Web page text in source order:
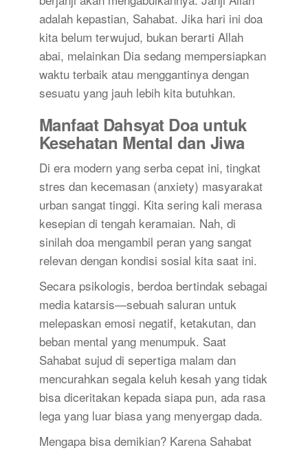
adalah kepastian, Sahabat. Jika hari ini doa
kita belum terwujud, bukan berarti Allah
abai, melainkan Dia sedang mempersiapkan
waktu terbaik atau menggantinya dengan
sesuatu yang jauh lebih kita butuhkan.
Manfaat Dahsyat Doa untuk
Kesehatan Mental dan Jiwa
Di era modern yang serba cepat ini, tingkat
stres dan kecemasan (anxiety) masyarakat
urban sangat tinggi. Kita sering kali merasa
kesepian di tengah keramaian. Nah, di
sinilah doa mengambil peran yang sangat
relevan dengan kondisi sosial kita saat ini.
Secara psikologis, berdoa bertindak sebagai
media katarsis—sebuah saluran untuk
melepaskan emosi negatif, ketakutan, dan
beban mental yang menumpuk. Saat
Sahabat sujud di sepertiga malam dan
mencurahkan segala keluh kesah yang tidak
bisa diceritakan kepada siapa pun, ada rasa
lega yang luar biasa yang menyergap dada.
Mengapa bisa demikian? Karena Sahabat